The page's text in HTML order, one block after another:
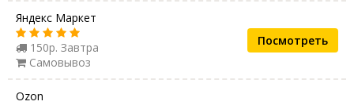
Яндекс Маркет
150р. Завтра
Самовывоз
Посмотреть
Ozon